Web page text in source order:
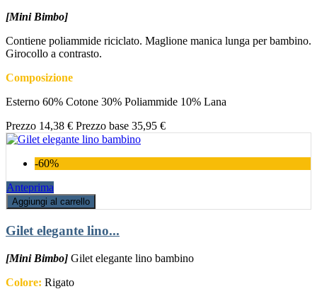
[Mini Bimbo]
Contiene poliammide riciclato. Maglione manica lunga per bambino.
Girocollo a contrasto.
Composizione
Esterno 60% Cotone 30% Poliammide 10% Lana
Prezzo 14,38 € Prezzo base 35,95 €
-60%
Anteprima
Aggiungi al carrello
Gilet elegante lino...
[Mini Bimbo] Gilet elegante lino bambino
Colore: Rigato